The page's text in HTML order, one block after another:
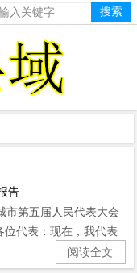
告
第五届人民代表大会
代表：现在，我代表
阅读全文